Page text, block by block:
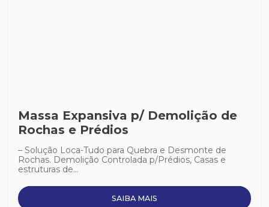
Massa Expansiva p/ Demolição de
Rochas e Prédios
– Solução Loca-Tudo para Quebra e Desmonte de
Rochas. Demolição Controlada p/Prédios, Casas e
estruturas de...
SAIBA MAIS